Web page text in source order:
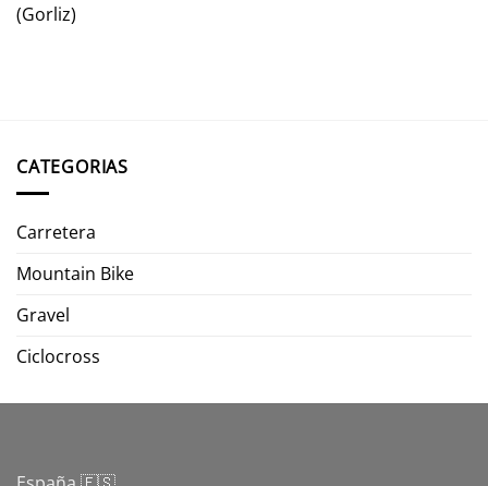
(Gorliz)
CATEGORIAS
Carretera
Mountain Bike
Gravel
Ciclocross